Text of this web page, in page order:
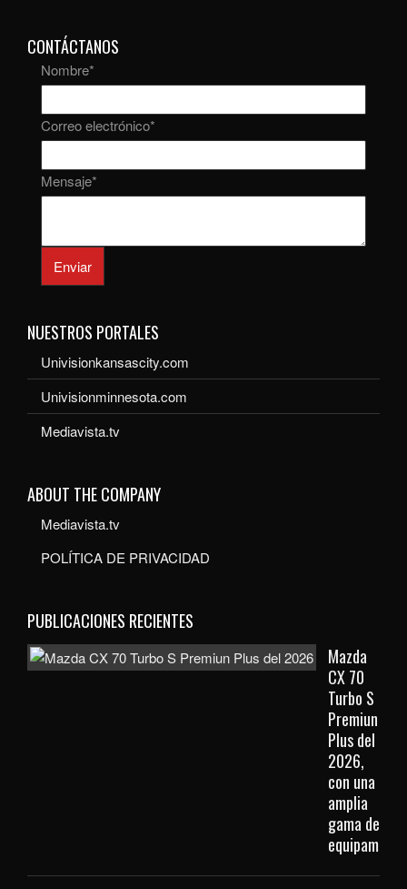
CONTÁCTANOS
Nombre*
Correo electrónico*
Mensaje*
Enviar
NUESTROS PORTALES
Univisionkansascity.com
Univisionminnesota.com
Mediavista.tv
ABOUT THE COMPANY
Mediavista.tv
POLÍTICA DE PRIVACIDAD
PUBLICACIONES RECIENTES
Mazda
CX 70
Turbo S
Premiun
Plus del
2026,
con una
amplia
gama de